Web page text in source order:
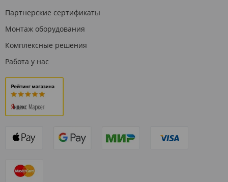
Партнерские сертификаты
Монтаж оборудования
Комплексные решения
Работа у нас